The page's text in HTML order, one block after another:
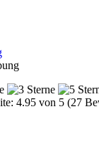
4.95 von 5 (27